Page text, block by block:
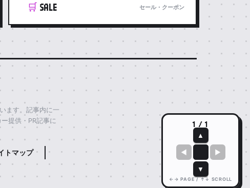
🛒 SALE セール・クーポン
ます。記事内に一
提供・PR記事に
トマップ
1 / 1
▲
◀ ▶
▼
←→ PAGE / ↑↓ SCROLL